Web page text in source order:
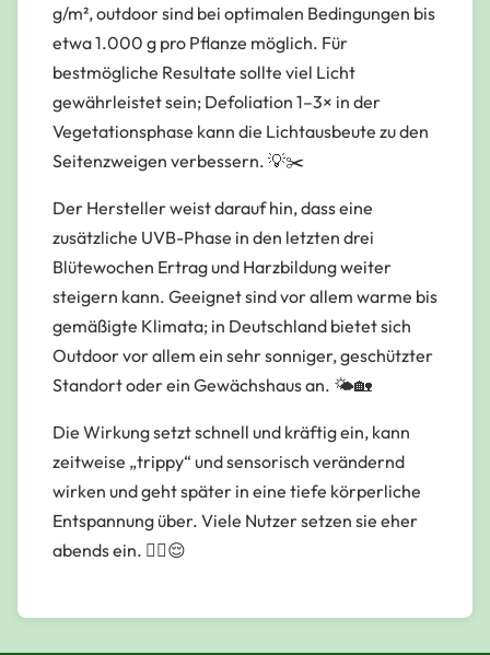
g/m², outdoor sind bei optimalen Bedingungen bis
etwa 1.000 g pro Pflanze möglich. Für
bestmögliche Resultate sollte viel Licht
gewährleistet sein; Defoliation 1–3× in der
Vegetationsphase kann die Lichtausbeute zu den
Seitenzweigen verbessern. 💡✂️
Der Hersteller weist darauf hin, dass eine
zusätzliche UVB-Phase in den letzten drei
Blütewochen Ertrag und Harzbildung weiter
steigern kann. Geeignet sind vor allem warme bis
gemäßigte Klimata; in Deutschland bietet sich
Outdoor vor allem ein sehr sonniger, geschützter
Standort oder ein Gewächshaus an. 🌤️🏡
Die Wirkung setzt schnell und kräftig ein, kann
zeitweise „trippy“ und sensorisch verändernd
wirken und geht später in eine tiefe körperliche
Entspannung über. Viele Nutzer setzen sie eher
abends ein. 😵‍💫😌